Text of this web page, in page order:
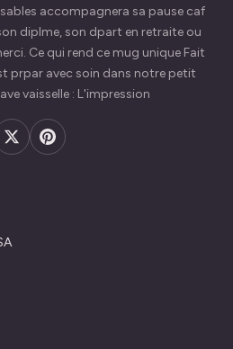
accompagnera sa pause caf
diplme, son dpart en retraite ou
Ce qui rend ce mug unique Fait
prpar avec soin dans notre petit
vaisselle : L'impression